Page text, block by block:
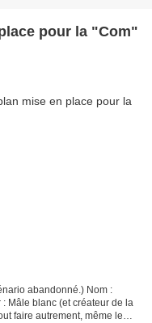
pour la "Com"
abandonné.) Nom :
Mâle blanc (et créateur de la
faire autrement, même le